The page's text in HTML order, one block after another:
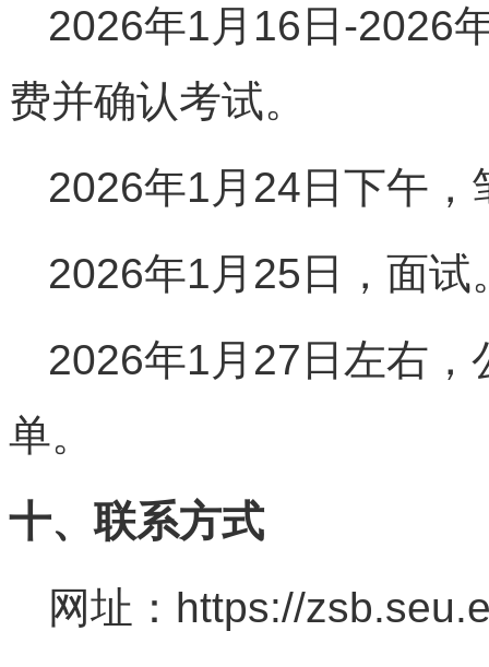
2026年1月16日-2026
费并确认考试。
2026年1月24日下午，
2026年1月25日，面试
2026年1月27日左右
单。
十、联系方式
网址：https://